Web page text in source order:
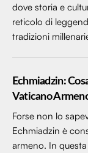
dove storia e
reticolo di
tradizioni
Echmiadzin:
Vaticano
Forse non lo
Echmiadzin è
armeno. In